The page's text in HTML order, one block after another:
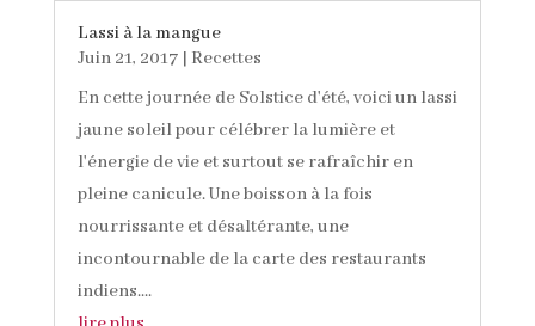
Lassi à la mangue
Juin 21, 2017| Recettes
En cette journée de Solstice d'été, voici un lassi
jaune soleil pour célébrer la lumière et
l'énergie de vie et surtout se rafraîchir en
pleine canicule. Une boisson à la fois
nourrissante et désaltérante, une
incontournable de la carte des restaurants
indiens....